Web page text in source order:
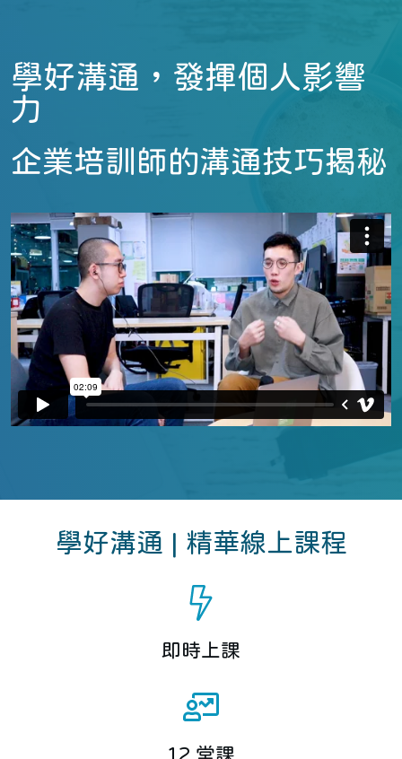
學好溝通，發揮個人影響
力
企業培訓師的溝通技巧揭秘
學好溝通 | 精華線上課程
即時上課
12 堂課